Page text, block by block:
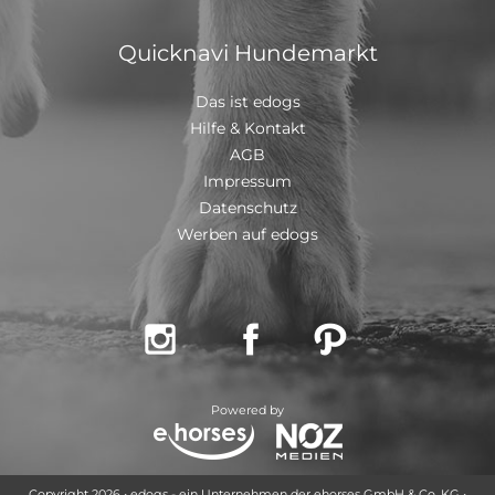
Quicknavi Hundemarkt
Das ist edogs
Hilfe & Kontakt
AGB
Impressum
Datenschutz
Werben auf edogs
  
Powered by